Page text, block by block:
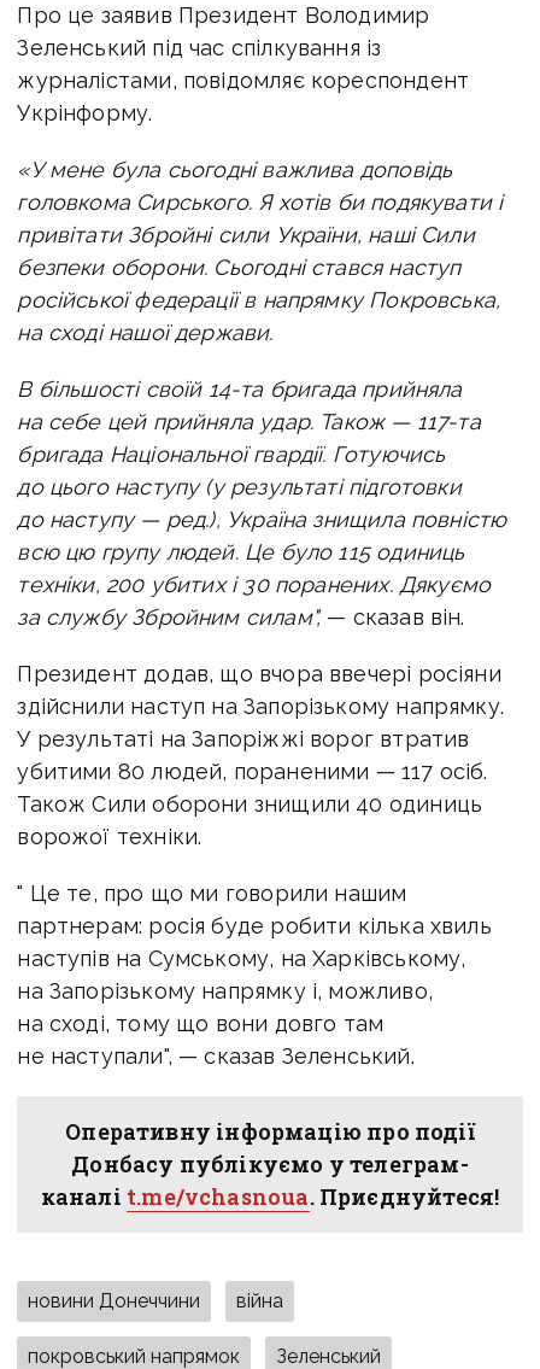
Про це заявив Президент Володимир
Зеленський під час спілкування із
журналістами, повідомляє кореспондент
Укрінформу.
«У мене була сьогодні важлива доповідь
головкома Сирського. Я хотів би подякувати і
привітати Збройні сили України, наші Сили
безпеки оборони. Сьогодні стався наступ
російської федерації в напрямку Покровська,
на сході нашої держави.
В більшості своїй 14-та бригада прийняла
на себе цей прийняла удар. Також — 117-та
бригада Національної гвардії. Готуючись
до цього наступу (у результаті підготовки
до наступу — ред.), Україна знищила повністю
всю цю групу людей. Це було 115 одиниць
техніки, 200 убитих і 30 поранених. Дякуємо
за службу Збройним силам", — сказав він.
Президент додав, що вчора ввечері росіяни
здійснили наступ на Запорізькому напрямку.
У результаті на Запоріжжі ворог втратив
убитими 80 людей, пораненими — 117 осіб.
Також Сили оборони знищили 40 одиниць
ворожої техніки.
" Це те, про що ми говорили нашим
партнерам: росія буде робити кілька хвиль
наступів на Сумському, на Харківському,
на Запорізькому напрямку і, можливо,
на сході, тому що вони довго там
не наступали", — сказав Зеленський.
Оперативну інформацію про події
Донбасу публікуємо у телеграм-
каналі t.me/vchasnoua. Приєднуйтеся!
новини Донеччини війна
покровський напрямок Зеленський